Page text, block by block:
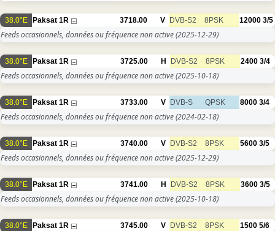
38.0°E Paksat 1R 3718.00 V DVB-S2 8PSK 12000 3/5
Feeds occasionnels, données ou fréquence non active(2025-12-29)
38.0°E Paksat 1R 3725.00 H DVB-S2 8PSK 2400 3/4
Feeds occasionnels, données ou fréquence non active(2025-10-18)
38.0°E Paksat 1R 3733.00 V DVB-S QPSK 8000 3/4
Feeds occasionnels, données ou fréquence non active(2024-02-18)
38.0°E Paksat 1R 3740.00 V DVB-S2 8PSK 5600 3/5
Feeds occasionnels, données ou fréquence non active(2025-12-29)
38.0°E Paksat 1R 3741.00 H DVB-S2 8PSK 3600 3/5
Feeds occasionnels, données ou fréquence non active(2025-10-18)
38.0°E Paksat 1R 3745.00 V DVB-S2 8PSK 1500 5/6